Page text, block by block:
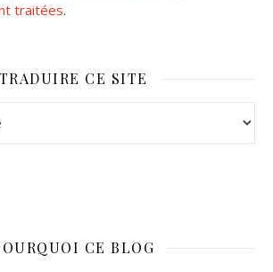
traitées.
TRADUIRE CE SITE
CE BLOG